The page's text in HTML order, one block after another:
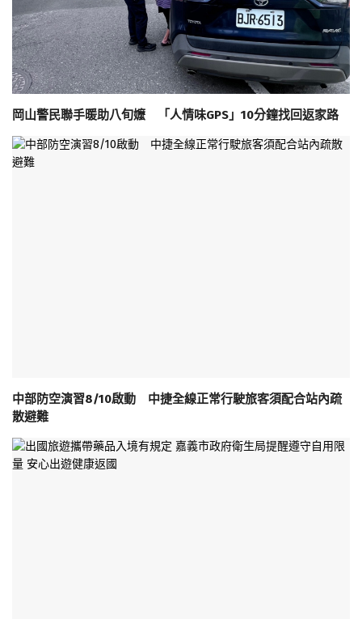
岡山警民聯手暖助八旬嬤 「人情味GPS」10分鐘找回返家路
中部防空演習8/10啟動 中捷全線正常行駛旅客須配合站內疏
散避難